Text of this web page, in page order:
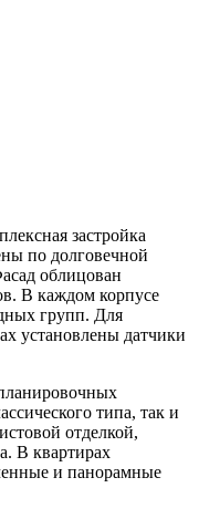
застройка
по долговечной
облицован
В каждом корпусе
групп. Для
установлены датчики
типа, так и
отделкой,
В квартирах
и панорамные